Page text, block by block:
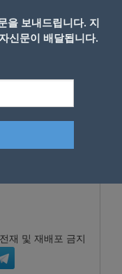
실, 징벌적 손
전까지 사실
재 및 재배포 금지
을 보내드립니다. 지
신문이 배달됩니다.